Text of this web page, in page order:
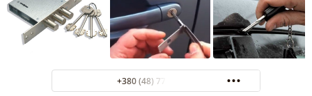
+380 (48) 770-10-10